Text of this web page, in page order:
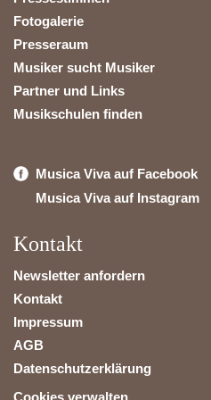
Fotogalerie
Presseraum
Musiker sucht Musiker
Partner und Links
Musikschulen finden
Musica Viva auf Facebook
Musica Viva auf Instagram
Kontakt
Newsletter anfordern
Kontakt
Impressum
AGB
Datenschutzerklärung
Cookies verwalten